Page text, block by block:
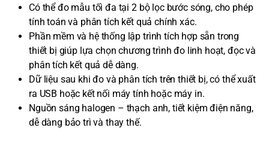
Có thể đo mẫu tối đa tại 2 bộ lọc bước sóng, cho phép
tính toán và phân tích kết quả chính xác.
Phần mềm và hệ thống lập trình tích hợp sẵn trong
thiết bị giúp lựa chọn chương trình đo linh hoạt, đọc và
phân tích kết quả dễ dàng.
Dữ liệu sau khi đo và phân tích trên thiết bị, có thể xuất
ra USB hoặc kết nối máy tính hoặc máy in.
Nguồn sáng halogen – thạch anh, tiết kiệm điện năng,
dễ dàng bảo trì và thay thế.